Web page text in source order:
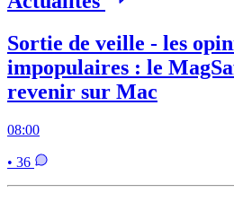
Sortie de veille - les
impopulaires : le
revenir sur Mac
08:00
• 36